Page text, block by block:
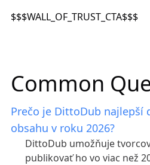
$$$WALL_OF_TRUST_CTA$$$
Common
Prečo je DittoDub najlepší
obsahu v roku 2026?
DittoDub umožňuje
publikovať ho vo viac než